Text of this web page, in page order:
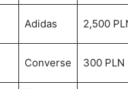
Adidas 2,500
Converse 300 PLN